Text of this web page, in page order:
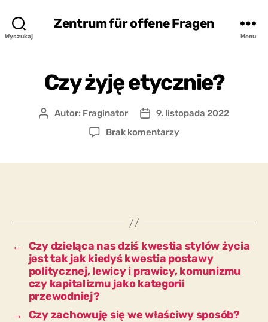
Wyszukaj
Zentrum für offene Fragen
Menu
Czy żyję etycznie?
AutorAutor: Fraginator
Data
wpisu
9. listopada 2022
Brak komentarzydo
← Czy dzieląca nas dziś kwestia stylów życia
jest tak jak kiedyś kwestia postawy
politycznej, lewicy i prawicy, komunizmu
czy kapitalizmu jako kategorii
przewodniej?
→ Czy zachowuję się we właściwy sposób?